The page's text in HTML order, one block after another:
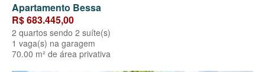
Apartamento Bessa
R$ 683.445,00
2 quartos sendo 2 suíte(s)
1 vaga(s) na garagem
70.00 m² de área privativa